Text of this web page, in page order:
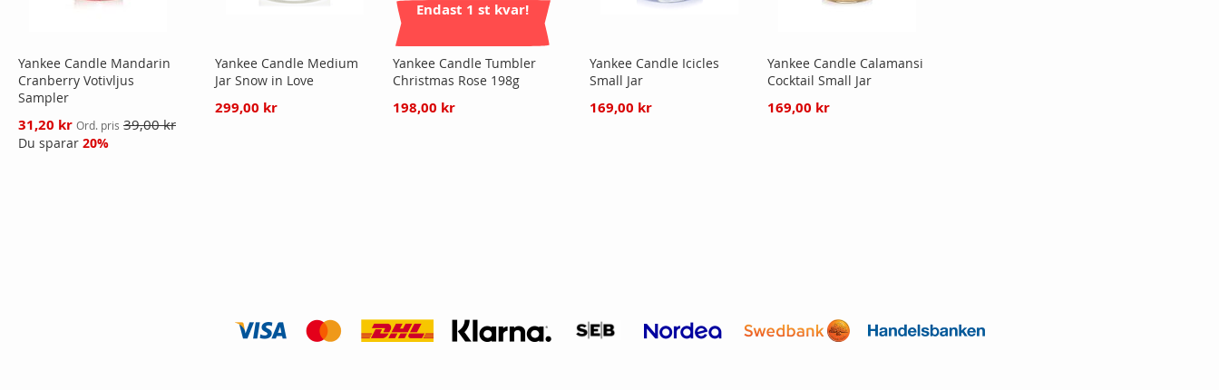
Yankee Candle Mandarin
Cranberry Votivljus
Sampler
Reducerat
pris
31,20 kr Ord. pris 39,00 kr
Du sparar 20%
Yankee Candle Medium
Jar Snow in Love
299,00 kr
Endast 1 st kvar!
Yankee Candle Tumbler
Christmas Rose 198g
198,00 kr
Yankee Candle Icicles
Small Jar
169,00 kr
Yankee Candle Calamansi
Cocktail Small Jar
169,00 kr